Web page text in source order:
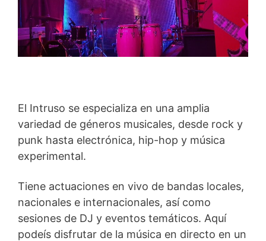
El Intruso se especializa en una amplia
variedad de géneros musicales, desde rock y
punk hasta electrónica, hip-hop y música
experimental.
Tiene actuaciones en vivo de bandas locales,
nacionales e internacionales, así como
sesiones de DJ y eventos temáticos. Aquí
podeís disfrutar de la música en directo en un